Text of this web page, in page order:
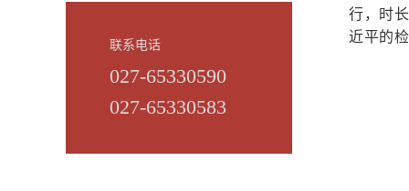
联系电话
027-65330590
027-65330583
行，时
近平的检